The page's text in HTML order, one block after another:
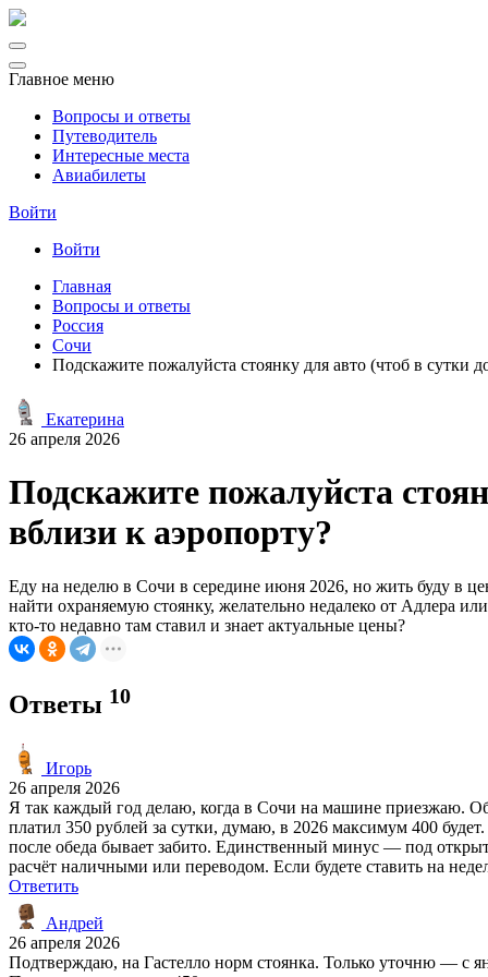
Главное меню
Вопросы и ответы
Путеводитель
Интересные места
Авиабилеты
Войти
Войти
Главная
Вопросы и ответы
Россия
Сочи
Подскажите пожалуйста стоянку для авто (чтоб в сутки
Екатерина
26 апреля 2026
Подскажите пожалуйста
вблизи к аэропорту?
Еду на неделю в Сочи в середине июня 2026, но жить буду в
найти охраняемую стоянку, желательно недалеко от Адлера
кто-то недавно там ставил и знает актуальные цены?
Ответы 10
Игорь
26 апреля 2026
Я так каждый год делаю, когда в Сочи на машине приезжаю.
платил 350 рублей за сутки, думаю, в 2026 максимум 400
после обеда бывает забито. Единственный минус — под
расчёт наличными или переводом. Если будете ставить на
Ответить
Андрей
26 апреля 2026
Подтверждаю, на Гастелло норм стоянка. Только уточню — с